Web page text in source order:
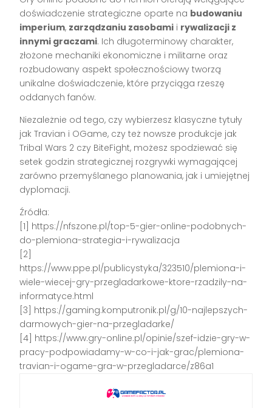
doświadczenie strategiczne oparte na budowaniu
imperium, zarządzaniu zasobami i rywalizacji z
innymi graczami. Ich długoterminowy charakter,
złożone mechaniki ekonomiczne i militarne oraz
rozbudowany aspekt społecznościowy tworzą
unikalne doświadczenie, które przyciąga rzeszę
oddanych fanów.
Niezależnie od tego, czy wybierzesz klasyczne tytuły
jak Travian i OGame, czy też nowsze produkcje jak
Tribal Wars 2 czy BiteFight, możesz spodziewać się
setek godzin strategicznej rozgrywki wymagającej
zarówno przemyślanego planowania, jak i umiejętnej
dyplomacji.
Źródła:
[1] https://nfszone.pl/top-5-gier-online-podobnych-
do-plemiona-strategia-i-rywalizacja
[2]
https://www.ppe.pl/publicystyka/323510/plemiona-i-
wiele-wiecej-gry-przegladarkowe-ktore-rzadzily-na-
informatyce.html
[3] https://gaming.komputronik.pl/g/10-najlepszych-
darmowych-gier-na-przegladarke/
[4] https://www.gry-online.pl/opinie/szef-idzie-gry-w-
pracy-podpowiadamy-w-co-i-jak-grac/plemiona-
travian-i-ogame-gra-w-przegladarce/z86a1